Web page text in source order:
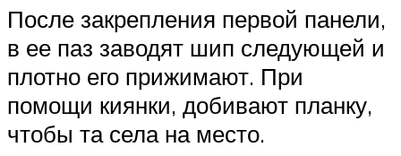
После закрепления первой панели,
в ее паз заводят шип следующей и
плотно его прижимают. При
помощи киянки, добивают планку,
чтобы та села на место.